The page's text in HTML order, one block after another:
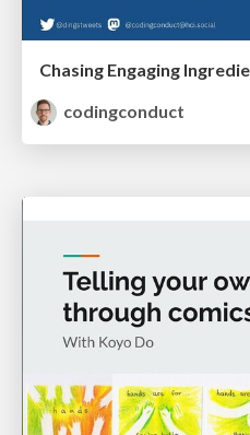
Chasing Engaging
codingconduct